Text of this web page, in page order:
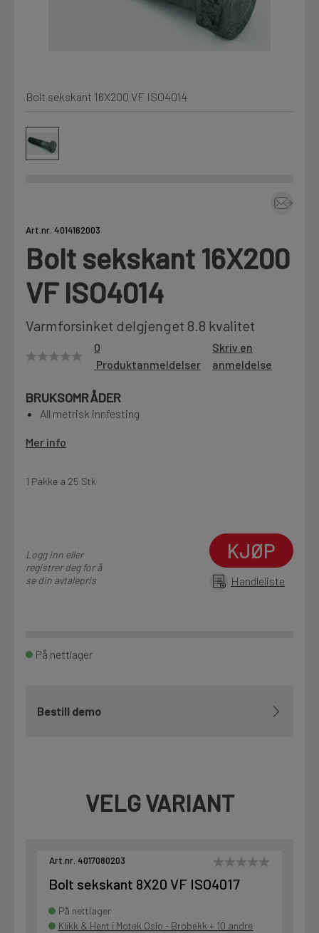
Kjemi, vindsperre og branntetting
Fag
Motek
Finn butikk
Kontakt og åpningstider
Kontakt
Kampanjer
Kvalitetsprodukter til ekstra gode priser
Prislister
Firmainformasjon
LOGG UT
Bolt sekskant 16X200 VF ISO4014
Art.nr. 4014162003
Bolt sekskant 16X200
VF ISO4014
Varmforsinket delgjenget 8.8 kvalitet
0
Produktanmeldelser
Skriv en
anmeldelse
BRUKSOMRÅDER
All metrisk innfesting
Mer info
1 Pakke a 25 Stk
Logg inn eller
registrer deg for å
se din avtalepris
KJØP
Handleliste
På nettlager
Bestill demo
VELG VARIANT
Art.nr. 4017080203
Bolt sekskant 8X20 VF ISO4017
På nettlager
Klikk & Hent i Motek Oslo - Brobekk + 10 andre